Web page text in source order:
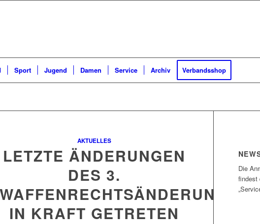
Sport Jugend Damen Service Archiv Verbandsshop
AKTUELLES
LETZTE ÄNDERUNGEN
DES 3.
IN KRAFT GETRETEN
Die
findest